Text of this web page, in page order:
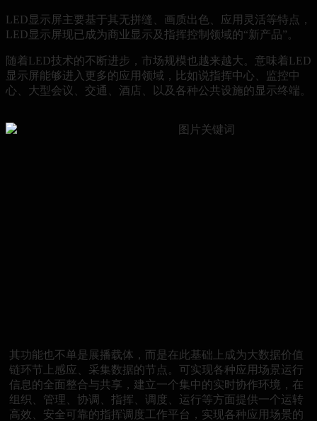
LED显示屏主要基于其无拼缝、画质出色、应用灵活等特点，
LED显示屏现已成为商业显示及指挥控制领域的“新产品”。
随着LED技术的不断进步，市场规模也越来越大。意味着LED
显示屏能够进入更多的应用领域，比如说指挥中心、监控中
心、大型会议、交通、酒店、以及各种公共设施的显示终端。
其功能也不单是展播载体，而是在此基础上成为大数据价值
链环节上感应、采集数据的节点。可实现各种应用场景运行
信息的全面整合与共享，建立一个集中的实时协作环境，在
组织、管理、协调、指挥、调度、运行等方面提供一个运转
高效、安全可靠的指挥调度工作平台，实现各种应用场景的